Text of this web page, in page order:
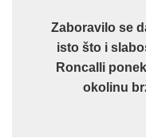
Zaboravilo se
isto što i
Roncalli
okolinu